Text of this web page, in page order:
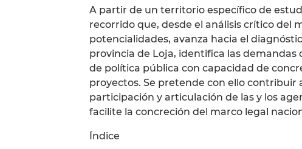
A partir de un territorio específico de
recorrido que, desde el análisis crítico del
potencialidades, avanza hacia el
provincia de Loja, identifica las demandas
de política pública con capacidad de
proyectos. Se pretende con ello contribuir
participación y articulación de las y los
facilite la concreción del marco legal
Índice